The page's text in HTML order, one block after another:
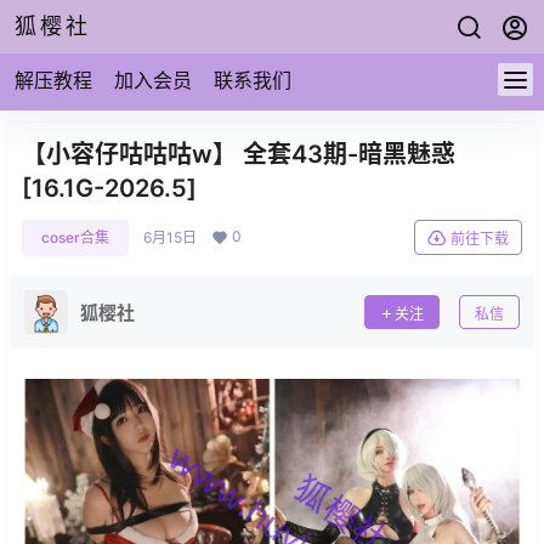
狐樱社
解压教程 加入会员 联系我们
【小容仔咕咕咕w】 全套43期-暗黑魅惑
[16.1G-2026.5]
coser合集 6月15日 0 前往下载
狐樱社 关注 私信